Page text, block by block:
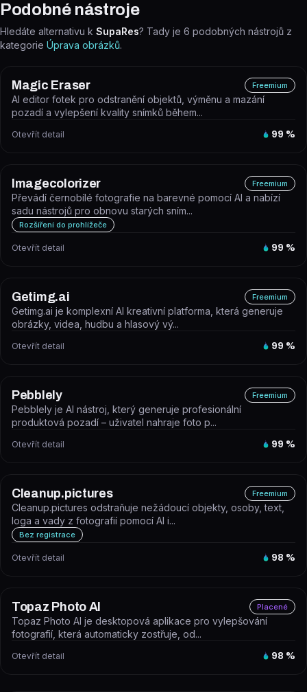
Podobné nástroje
Hledáte alternativu k SupaRes? Tady je 6 podobných nástrojů z
kategorie Úprava obrázků.
Magic Eraser Freemium
AI editor fotek pro odstranění objektů, výměnu a mazání
pozadí a vylepšení kvality snímků během...
Otevřít detail 99 %
Imagecolorizer Freemium
Převádí černobílé fotografie na barevné pomocí AI a nabízí
sadu nástrojů pro obnovu starých sním...
Rozšíření do prohlížeče
Otevřít detail 99 %
Getimg.ai Freemium
Getimg.ai je komplexní AI kreativní platforma, která generuje
obrázky, videa, hudbu a hlasový vý...
Otevřít detail 99 %
Pebblely Freemium
Pebblely je AI nástroj, který generuje profesionální
produktová pozadí – uživatel nahraje foto p...
Otevřít detail 99 %
Cleanup.pictures Freemium
Cleanup.pictures odstraňuje nežádoucí objekty, osoby, text,
loga a vady z fotografií pomocí AI i...
Bez registrace
Otevřít detail 98 %
Topaz Photo AI Placené
Topaz Photo AI je desktopová aplikace pro vylepšování
fotografií, která automaticky zostřuje, od...
Otevřít detail 98 %